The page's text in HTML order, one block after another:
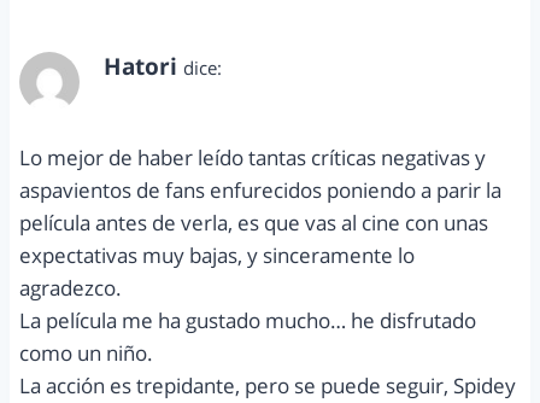
Hatori dice:
Lo mejor de haber leído tantas críticas negativas y
aspavientos de fans enfurecidos poniendo a parir la
película antes de verla, es que vas al cine con unas
expectativas muy bajas, y sinceramente lo
agradezco.
La película me ha gustado mucho… he disfrutado
como un niño.
La acción es trepidante, pero se puede seguir, Spidey